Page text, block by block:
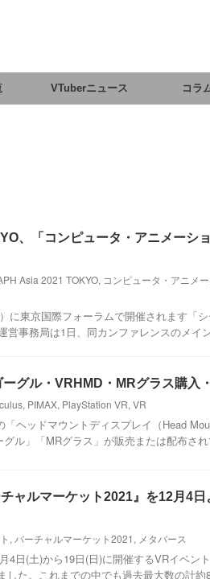
VTuberニュース コラ
、「コンピュータ・アニメーシ
Asia 2021 TOKYO, コンピュータ・アニメ
に東京国際フォーラムで開催されます「
営事務局は1日、同カンファレンスのメイ
ーグル・VRHMD・MRグラス購入
, PIMAX, PlayStation VR, VR
ヘッドマウントディスプレイ（Head
ル」「MRグラス」が販売または配布さ
ャルマーケット2021』を12月4
, バーチャルマーケット2021 , メタバース
4日(土)から19日(日)に開催するVRイベン
した。これまでの中でも過去最大数の計